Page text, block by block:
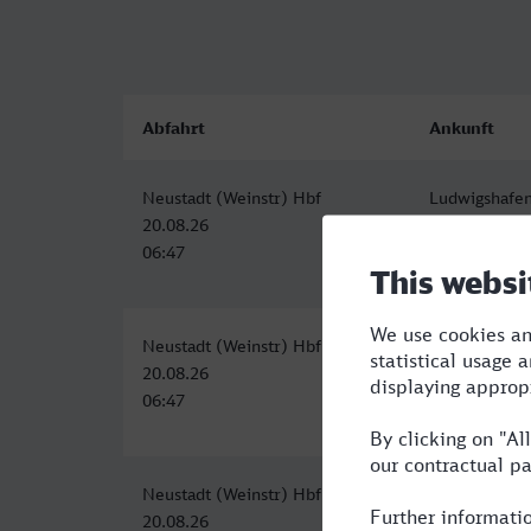
Abfahrt Ankunft
Neustadt (Weinstr) Hbf
20.08.26
06:47
Neustadt (Weinstr) Hbf
20.08.26
06:47
20.08.26
07:03
Neustadt (Weinstr) Hbf
20.08.26
20.08.26